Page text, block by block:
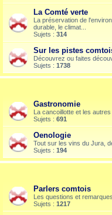
La Comté verte
La préservation de
durable, le climat...
Sujets : 314
Sur les pistes
Découvrez ou faites
Sujets : 1738
Gastronomie
La cancoillotte et les
Sujets : 691
Oenologie
Tout sur les vins du Jura,
Sujets : 194
Parlers comtois
Les questions et
Sujets : 1217